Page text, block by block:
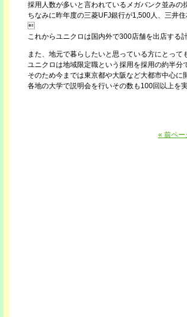
採用人数が多いと言われているメガバンク並みの
ちなみに昨年度の三菱UFJ銀行が1,500人、三井

これからユニクロは国内外で300店舗を出店する
また、地元で暮らしたいと思っている方にとって
ユニクロは地域限定職という採用を採用の約半分
そのため今までは東京都や大阪など大都市中心に
各地の大学で説明会を行いその数も100回以上を
« 前ペー